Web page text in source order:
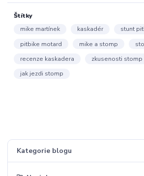
Kategorie blogu
Štítky
mike martínek
kaskadér
stunt
pitbike motard
mike a stomp
recenze kaskadera
zkusenosti stomp
jak jezdi stomp